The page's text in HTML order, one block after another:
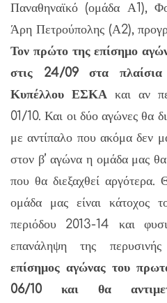
Παναθηναϊκό (ομάδα Α1),
Άρη Πετρούπολης (Α2),
Τον πρώτο της επίσημο
στις 24/09 στα
Κυπέλλου ΕΣΚΑ και αν
01/10. Και οι δύο αγώνες θα
με αντίπαλο που ακόμα δεν
στον β’ αγώνα η ομάδα μας θα
που θα διεξαχθεί αργότερα.
ομάδα μας είναι κάτοχος
περιόδου 2013-14 και
επανάληψη της περυσινής
επίσημος αγώνας του
06/10 και θα